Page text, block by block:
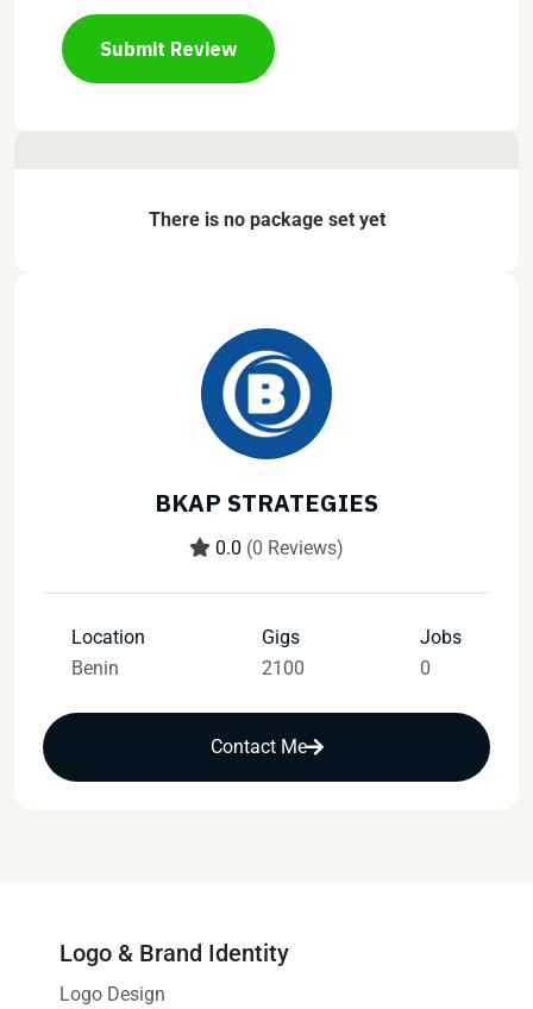
Submit Review
There is no package set yet
BKAP STRATEGIES
0.0 (0 Reviews)
Location
Benin
Gigs
2100
Jobs
0
Contact Me
Logo & Brand Identity
Logo Design